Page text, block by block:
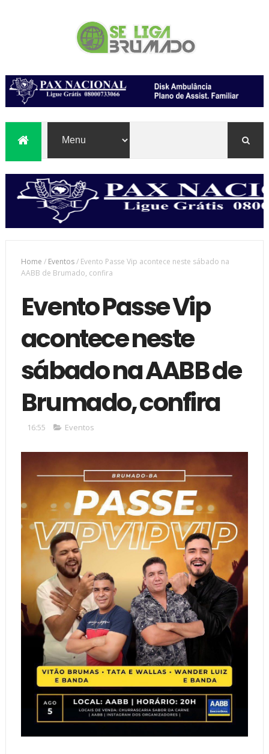
Home / Eventos/ Evento Passe Vip acontece neste sábado na
AABB de Brumado, confira
Evento Passe Vip
acontece neste
sábado na AABB de
Brumado, confira
16:55 Eventos